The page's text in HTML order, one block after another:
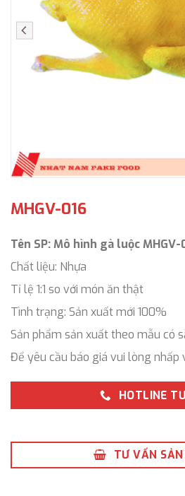
MHGV-016
Tên SP: Mô hình gà luộc MHGV-
Chất liệu: Nhựa
Tỉ lệ 1:1 so với món ăn thật
Tình trạng: Sản xuất mới 100%
Sản phẩm sản xuất theo mẫu có
Để yêu cầu báo giá vui lòng nhấp
HOTLINE
TƯ VẤN